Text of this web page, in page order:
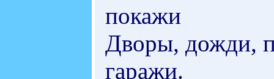
покажи
Дворы, дожди,
гаражи.